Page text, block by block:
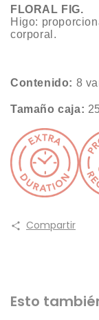
FLORAL FIG.
Higo:
corporal.
Contenido: 8
Tamaño caja:
Compartir
Esto